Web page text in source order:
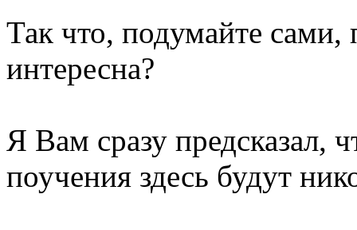
Так что, подумайте
интересна?
Я Вам сразу предсказал,
поучения здесь будут